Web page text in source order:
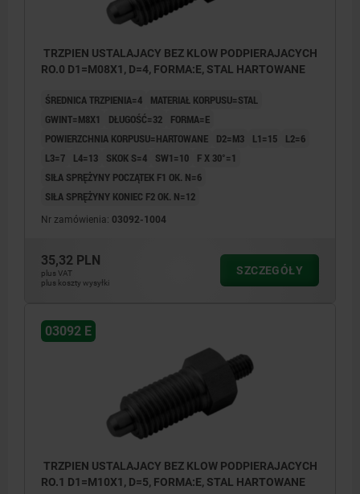
TRZPIEN USTALAJACY BEZ KLOW PODPIERAJACYCH
RO.0 D1=M08X1, D=4, FORMA:E, STAL HARTOWANE
ŚREDNICA TRZPIENIA=4
MATERIAŁ KORPUSU=STAL
GWINT=M8X1
DŁUGOŚĆ=32
FORMA=E
POWIERZCHNIA KORPUSU=HARTOWANE
D2=M3 L1=15
L2=6
L3=7
L4=13 SKOK S=4 SW1=10
F X 30°=1
SIŁA SPRĘŻYNY POCZĄTEK F1 OK. N=6
SIŁA SPRĘŻYNY KONIEC F2 OK. N=12
Nr zamówienia: 03092-1004
35,32 PLN
plus VAT
plus koszty wysyłki
SZCZEGÓŁY
03092 E
TRZPIEN USTALAJACY BEZ KLOW PODPIERAJACYCH
RO.1 D1=M10X1, D=5, FORMA:E, STAL HARTOWANE